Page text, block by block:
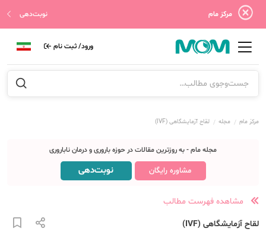
مرکز مام نوبت‌دهی
ورود/ ثبت نام
مرکز مام مجله لقاح آزمایشگاهی (IVF)
مجله مام - به روزترین مقالات در حوزه باروری و درمان ناباروری
مشاوره رایگان نوبت‌دهی
مشاهده فهرست مطالب
لقاح آزمایشگاهی (IVF)